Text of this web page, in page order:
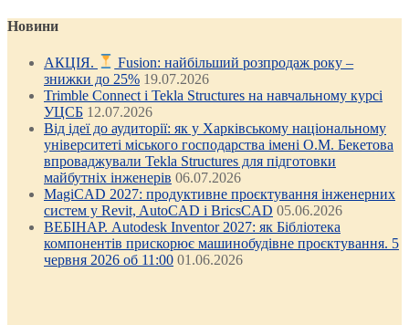
Новини
АКЦІЯ.
Fusion: найбільший розпродаж року –
знижки до 25% 19.07.2026
Trimble Connect і Tekla Structures на навчальному курсі
УЦСБ 12.07.2026
Від ідеї до аудиторії: як у Харківському національному
університеті міського господарства імені О.М. Бекетова
впроваджували Tekla Structures для підготовки
майбутніх інженерів 06.07.2026
MagiCAD 2027: продуктивне проєктування інженерних
систем у Revit, AutoCAD і BricsCAD 05.06.2026
ВЕБІНАР. Autodesk Inventor 2027: як Бібліотека
компонентів прискорює машинобудівне проєктування. 5
червня 2026 об 11:00 01.06.2026